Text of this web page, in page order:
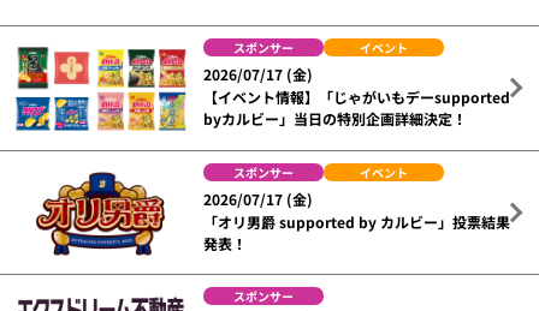
スポンサー イベント
2026/07/17 (金)
【イベント情報】「じゃがいもデーsupported
byカルビー」当日の特別企画詳細決定！
スポンサー イベント
2026/07/17 (金)
「オリ男爵 supported by カルビー」投票結果
発表！
スポンサー